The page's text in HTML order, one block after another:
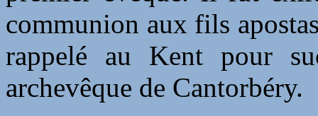
communion aux fils
rappelé au Kent pour
archevêque de Cantorbéry.